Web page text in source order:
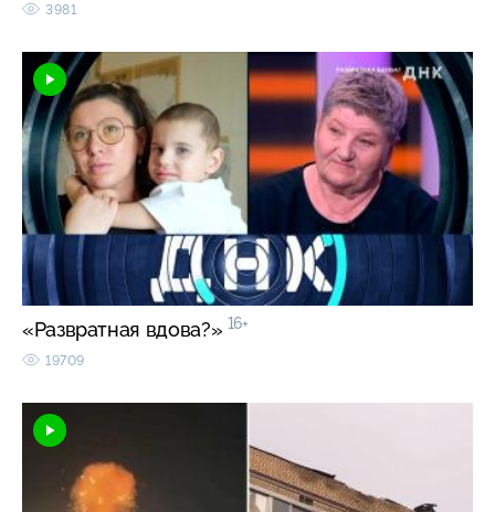
3981
«Развратная вдова?» 16+
19709